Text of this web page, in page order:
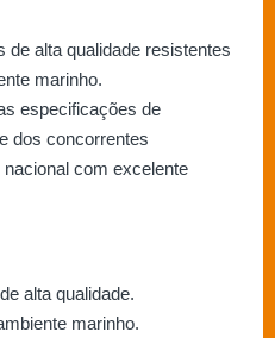
de alta qualidade resistentes
marinho.
especificações de
dos concorrentes
com excelente
alta qualidade.
marinho.